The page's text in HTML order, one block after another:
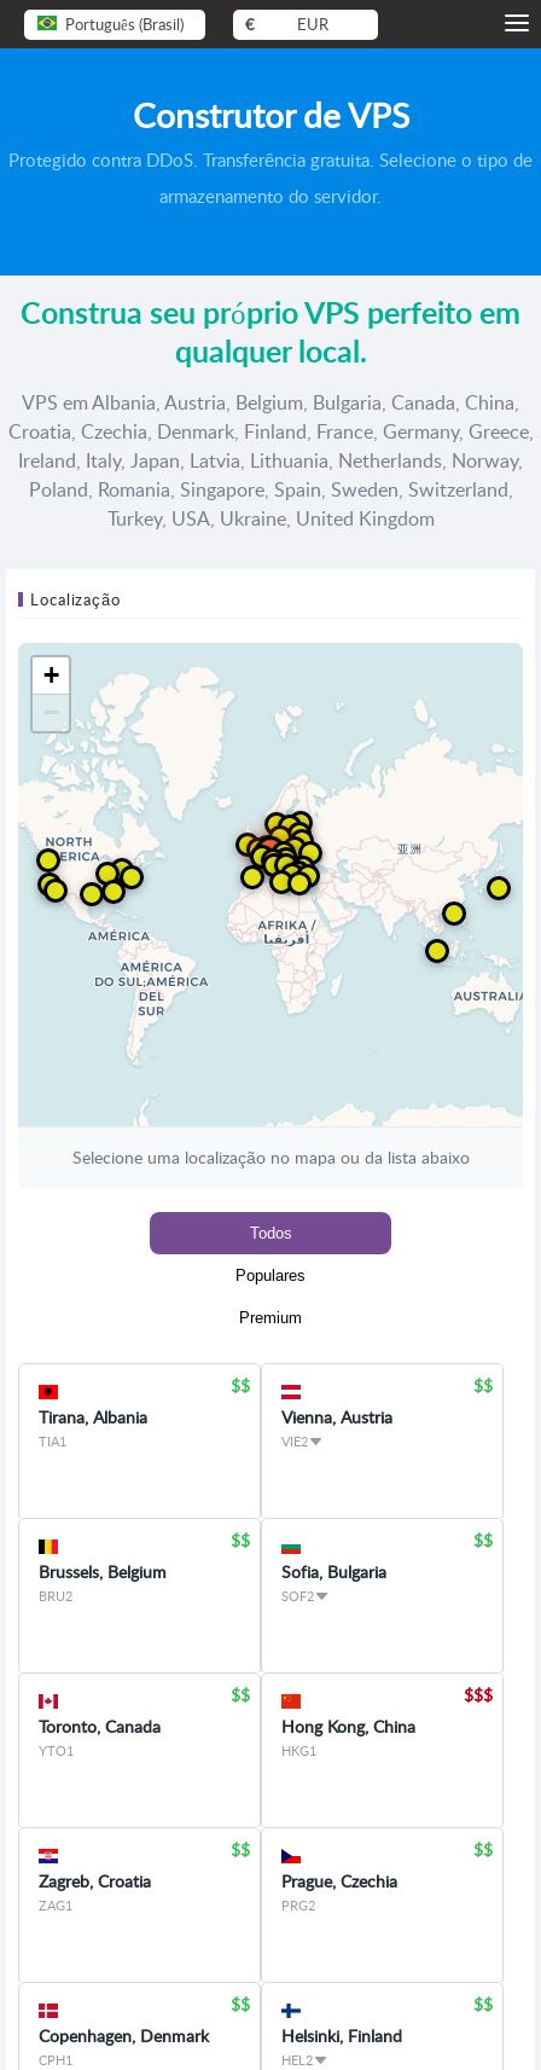
Português (Brasil) € EUR
Construtor de VPS
Protegido contra DDoS. Transferência gratuita. Selecione o tipo de
armazenamento do servidor.
Construa seu próprio VPS perfeito em
qualquer local.
VPS em Albania, Austria, Belgium, Bulgaria, Canada, China,
Croatia, Czechia, Denmark, Finland, France, Germany, Greece,
Ireland, Italy, Japan, Latvia, Lithuania, Netherlands, Norway,
Poland, Romania, Singapore, Spain, Sweden, Switzerland,
Turkey, USA, Ukraine, United Kingdom
Localização
+
Selecione uma localização no mapa ou da lista abaixo
Todos
Populares
Premium
Tirana, Albania
TIA1
Vienna, Austria
VIE2
Brussels, Belgium
BRU2
Sofia, Bulgaria
SOF2
Toronto, Canada
YTO1
Hong Kong, China
HKG1
Zagreb, Croatia
ZAG1
Prague, Czechia
PRG2
Copenhagen, Denmark
CPH1
Helsinki, Finland
HEL2